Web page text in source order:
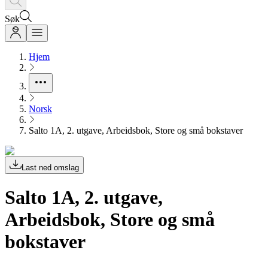
Søk
Hjem
Norsk
Salto 1A, 2. utgave, Arbeidsbok, Store og små bokstaver
Last ned omslag
Salto 1A, 2. utgave,
Arbeidsbok, Store og små
bokstaver